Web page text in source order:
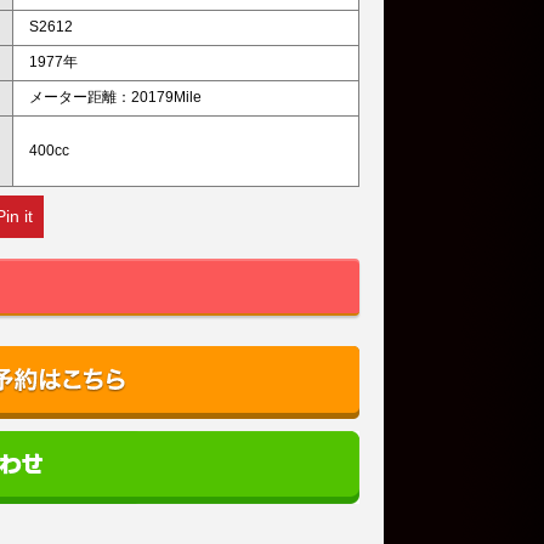
S2612
1977年
メーター距離：20179Mile
400cc
it